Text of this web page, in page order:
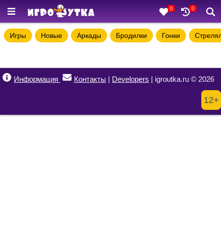
0 0
Игры Новые Аркады Бродилки Гонки
Информация Контакты | Developers | igroutka.ru © 2026
12+